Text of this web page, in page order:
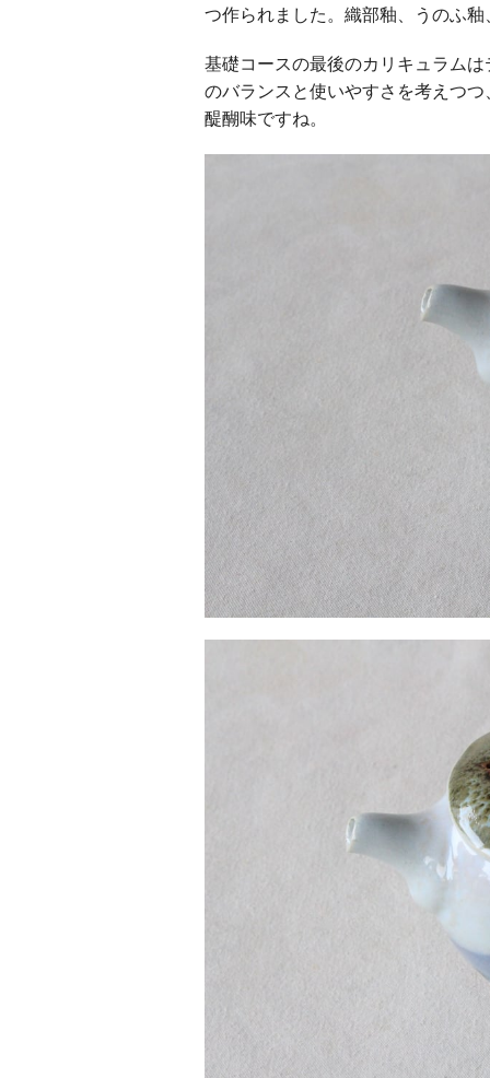
つ作られました。織部釉、うのふ
基礎コースの最後のカリキュラム
のバランスと使いやすさを考えつ
醍醐味ですね。